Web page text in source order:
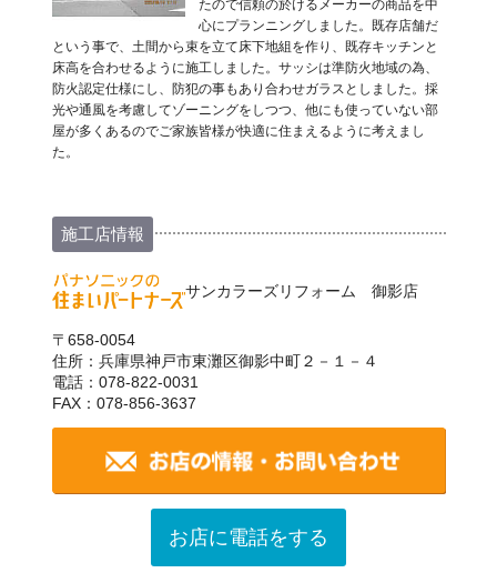
たので信頼の於けるメーカーの商品を中
心にプランニングしました。既存店舗だ
という事で、土間から束を立て床下地組を作り、既存キッチンと
床高を合わせるように施工しました。サッシは準防火地域の為、
防火認定仕様にし、防犯の事もあり合わせガラスとしました。採
光や通風を考慮してゾーニングをしつつ、他にも使っていない部
屋が多くあるのでご家族皆様が快適に住まえるように考えまし
た。
施工店情報
サンカラーズリフォーム 御影店
〒658-0054
住所：兵庫県神戸市東灘区御影中町２－１－４
電話：078-822-0031
FAX：078-856-3637
お店に電話をする